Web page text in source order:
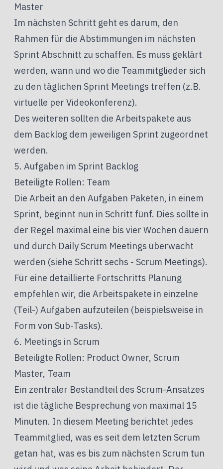
Master
Im nächsten Schritt geht es darum, den
Rahmen für die Abstimmungen im nächsten
Sprint Abschnitt zu schaffen. Es muss geklärt
werden, wann und wo die Teammitglieder sich
zu den täglichen Sprint Meetings treffen (z.B.
virtuelle per Videokonferenz).
Des weiteren sollten die Arbeitspakete aus
dem Backlog dem jeweiligen Sprint zugeordnet
werden.
5. Aufgaben im Sprint Backlog
Beteiligte Rollen: Team
Die Arbeit an den Aufgaben Paketen, in einem
Sprint, beginnt nun in Schritt fünf. Dies sollte in
der Regel maximal eine bis vier Wochen dauern
und durch Daily Scrum Meetings überwacht
werden (siehe Schritt sechs - Scrum Meetings).
Für eine detaillierte Fortschritts Planung
empfehlen wir, die Arbeitspakete in einzelne
(Teil-) Aufgaben aufzuteilen (beispielsweise in
Form von Sub-Tasks).
6. Meetings in Scrum
Beteiligte Rollen: Product Owner, Scrum
Master, Team
Ein zentraler Bestandteil des Scrum-Ansatzes
ist die tägliche Besprechung von maximal 15
Minuten. In diesem Meeting berichtet jedes
Teammitglied, was es seit dem letzten Scrum
getan hat, was es bis zum nächsten Scrum tun